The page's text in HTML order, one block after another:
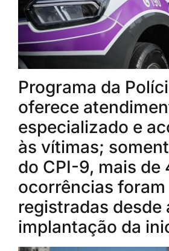
Programa da
oferece
especializado e
às vítimas;
do CPI-9, mais de
ocorrências foram
registradas desde
implantação da